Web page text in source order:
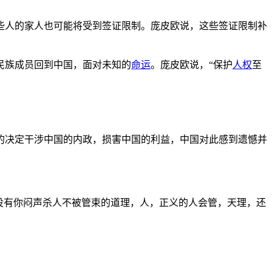
的家人也可能将受到签证限制。庞皮欧说，这些签证限制补
成员回到中国，面对未知的命运。庞皮欧说，“保护人权至
定干涉中国的内政，损害中国的利益，中国对此感到遗憾并
你闷声杀人不被管束的道理，人，正义的人会管，天理，还